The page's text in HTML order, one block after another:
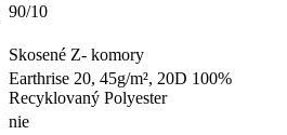
90/10
Skosené Z- komory
Earthrise 20, 45g/m², 20D 100%
Recyklovaný Polyester
nie